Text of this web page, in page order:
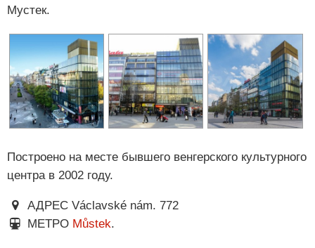
Мустек.
Построено на месте бывшего венгерского культурного
центра в 2002 году.
АДРЕС Václavské nám. 772
МЕТРО Můstek.